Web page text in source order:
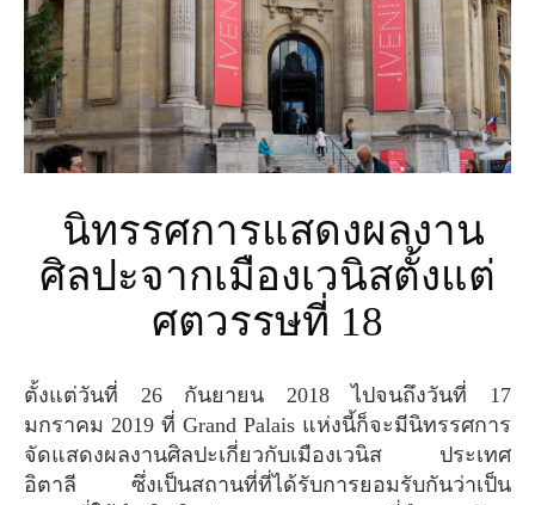
นิทรรศการแสดงผลงาน
ศิลปะจากเมืองเวนิสตั้งแต่
ศตวรรษที่ 18
ตั้งแต่วันที่ 26 กันยายน 2018 ไปจนถึงวันที่ 17
มกราคม 2019 ที่ Grand Palais แห่งนี้ก็จะมีนิทรรศการ
จัดแสดงผลงานศิลปะเกี่ยวกับเมืองเวนิส ประเทศ
อิตาลี ซึ่งเป็นสถานที่ที่ได้รับการยอมรับกันว่าเป็น